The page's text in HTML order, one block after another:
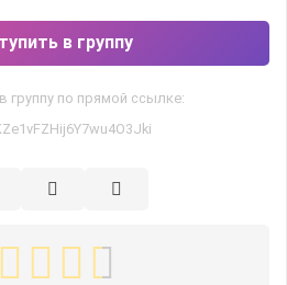
в группу
группу по прямой ссылке: